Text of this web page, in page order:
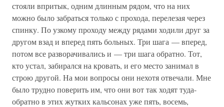
стояли впритык, одним длинным рядом, что на них
можно было забраться только с прохода, перелезая через
спинку. По узкому проходу между рядами ходили друг за
другом взад и вперед пять больных. Три шага — вперед,
потом все разворачивались и — три шага обратно. Тот,
кто устал, забирался на кровать, и его место занимал в
строю другой. На мои вопросы они нехотя отвечали. Мне
было трудно поверить им, что они вот так ходят туда-
обратно в этих жутких кальсонах уже пять, восемь,